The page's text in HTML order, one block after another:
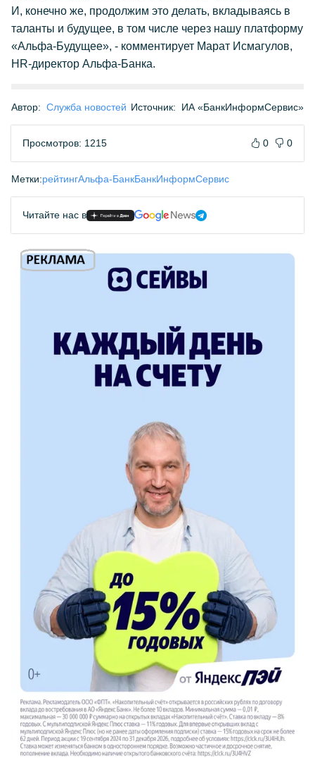
И, конечно же, продолжим это делать, вкладываясь в
таланты и будущее, в том числе через нашу платформу
«Альфа-Будущее», - комментирует Марат Исмагулов,
HR-директор Альфа-Банка.
Автор: Служба новостей Источник: ИА «БанкИнформСервис»
Просмотров: 1215 0 0
Метки:рейтингАльфа-БанкБанкИнформСервис
Читайте нас в